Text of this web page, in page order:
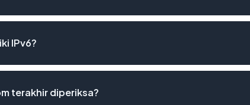
IPv6?
terakhir diperiksa?